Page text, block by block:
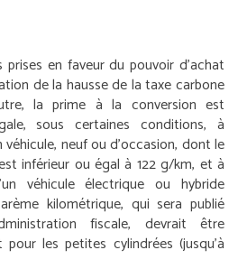
en faveur du pouvoir d’achat
de la hausse de la taxe carbone
la prime à la conversion est
sous certaines conditions, à
neuf ou d’occasion, dont le
inférieur ou égal à 122 g/km, et à
véhicule électrique ou hybride
kilométrique, qui sera publié
fiscale, devrait être
les petites cylindrées (jusqu’à